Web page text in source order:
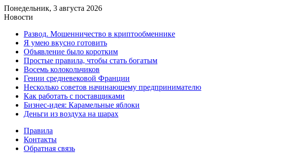
Понедельник, 3 августа 2026
Новости
Развод. Мошенничество в криптообменнике
Я умею вкусно готовить
Объявление было коротким
Простые правила, чтобы стать богатым
Восемь колокольчиков
Гении средневековой Франции
Несколько советов начинающему предпринимателю
Как работать с поставщиками
Бизнес-идея: Карамельные яблоки
Деньги из воздуха на шарах
Правила
Контакты
Обратная связь